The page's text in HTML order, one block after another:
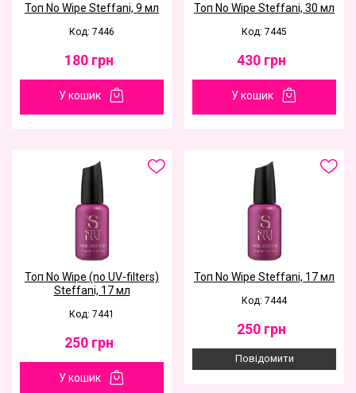
Toп No Wipe Steffani, 9 мл
Код: 7446
180 грн
У кошик
Toп No Wipe Steffani, 30 мл
Код: 7445
430 грн
У кошик
Toп No Wipe (no UV-filters)
Steffani, 17 мл
Код: 7441
250 грн
У кошик
Toп No Wipe Steffani, 17 мл
Код: 7444
250 грн
Повідомити